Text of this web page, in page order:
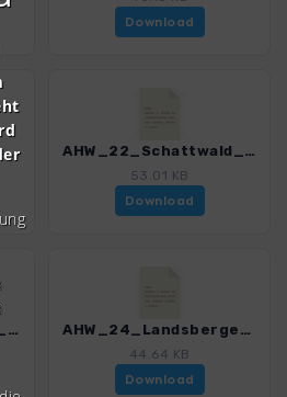
Download
AHW_21_Ottomayrhuette_Pfronten.gpx AHW_22_Schattwald_Willersalpe.gpx
53.01 KB
Download
AHW_23_Willersalpe_Landsberger.gpx AHW_24_Landsberger_Tannheim.gpx
44.64 KB
Download